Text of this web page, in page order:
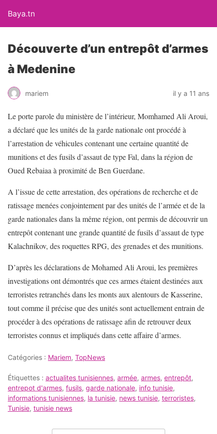
Baya.tn
Découverte d’un entrepôt d’armes
à Medenine
mariem il y a 11 ans
Le porte parole du ministère de l’intérieur, Momhamed Ali Aroui,
a déclaré que les unités de la garde nationale ont procédé à
l’arrestation de véhicules contenant une certaine quantité de
munitions et des fusils d’assaut de type Fal, dans la région de
Oued Rebaiaa à proximité de Ben Guerdane.
A l’issue de cette arrestation, des opérations de recherche et de
ratissage menées conjointement par des unités de l’armée et de la
garde nationales dans la même région, ont permis de découvrir un
entrepôt contenant une grande quantité de fusils d’assaut de type
Kalachnikov, des roquettes RPG, des grenades et des munitions.
D’après les déclarations de Mohamed Ali Aroui, les premières
investigations ont démontrés que ces armes étaient destinées aux
terroristes retranchés dans les monts aux alentours de Kasserine,
tout comme il précise que des unités sont actuellement entrain de
procéder à des opérations de ratissage afin de retrouver deux
terroristes connus et impliqués dans cette affaire d’armes.
Catégories : Mariem, TopNews
Étiquettes : actualites tunisiennes, armée, armes, entrepôt,
entrepot d'armes, fusils, garde nationale, info tunisie,
informations tunisiennes, la tunisie, news tunisie, terroristes,
Tunisie, tunisie news